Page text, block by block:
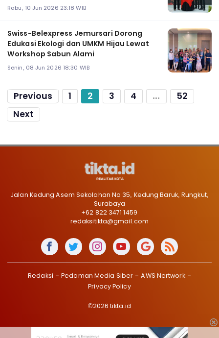
Rabu, 10 Jun 2026 23:18 WIB
Swiss-Belexpress Jemursari Dorong
Edukasi Ekologi dan UMKM Hijau Lewat
Workshop Sabun Alami
Senin, 08 Jun 2026 18:30 WIB
Previous 1 2 3 4 ...
52
Next
Jalan Kedung Asem Sekolahan No 35, Kedung Baruk, Rungkut,
Surabaya
+62 822 3471 1459
redaksitikta@gmail.com
Redaksi Pedoman Media Siber
AWS Nertwork
Privacy Policy
©2026 tikta.id